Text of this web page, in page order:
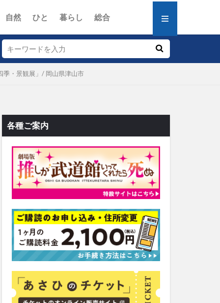
自然 ひと 暮らし 総合
・景観展」/ 岡山県津山市
各種ご案内